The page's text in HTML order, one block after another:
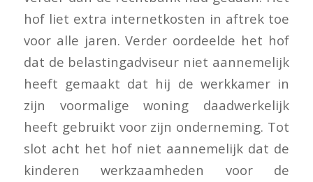
hof liet extra internetkosten in aftrek toe
voor alle jaren. Verder oordeelde het hof
dat de belastingadviseur niet aannemelijk
heeft gemaakt dat hij de werkkamer in
zijn voormalige woning daadwerkelijk
heeft gebruikt voor zijn onderneming. Tot
slot acht het hof niet aannemelijk dat de
kinderen werkzaamheden voor de